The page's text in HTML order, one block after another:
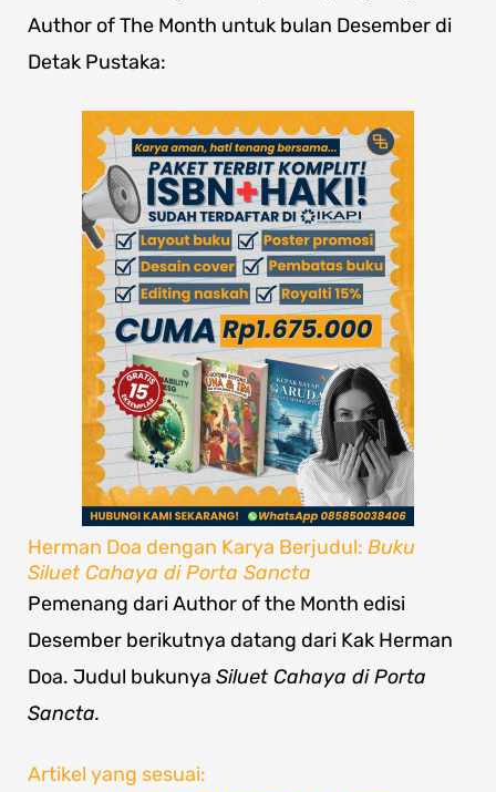
Author of The Month untuk bulan Desember di
Detak Pustaka:
Herman Doa dengan Karya Berjudul: Buku
Siluet Cahaya di Porta Sancta
Pemenang dari Author of the Month edisi
Desember berikutnya datang dari Kak Herman
Doa. Judul bukunya Siluet Cahaya di Porta
Sancta.
Artikel yang sesuai: